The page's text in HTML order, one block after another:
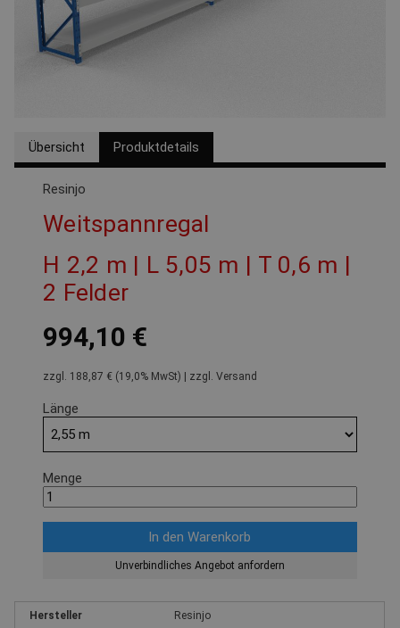
Übersicht Produktdetails
Resinjo
Weitspannregal
H 2,2 m | L 5,05 m | T 0,6 m |
2 Felder
994,10 €
zzgl. 188,87 € (19,0% MwSt) | zzgl. Versand
Länge
Menge
Unverbindliches Angebot anfordern
Hersteller Resinjo